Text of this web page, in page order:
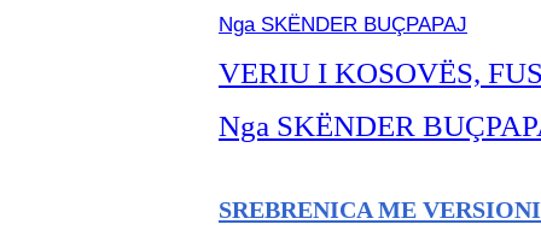
Nga SKËNDER BUÇPAPAJ
VERIU I KOSOVËS,
Nga SKËNDER BU
SREBRENICA ME